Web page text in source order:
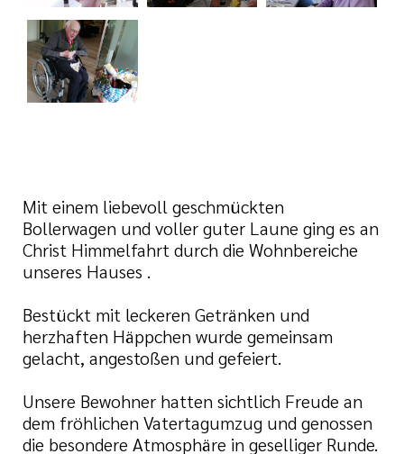
Mit einem liebevoll geschmückten
Bollerwagen und voller guter Laune ging es an
Christ Himmelfahrt durch die Wohnbereiche
unseres Hauses .
Bestückt mit leckeren Getränken und
herzhaften Häppchen wurde gemeinsam
gelacht, angestoßen und gefeiert.
Unsere Bewohner hatten sichtlich Freude an
dem fröhlichen Vatertagumzug und genossen
die besondere Atmosphäre in geselliger Runde.